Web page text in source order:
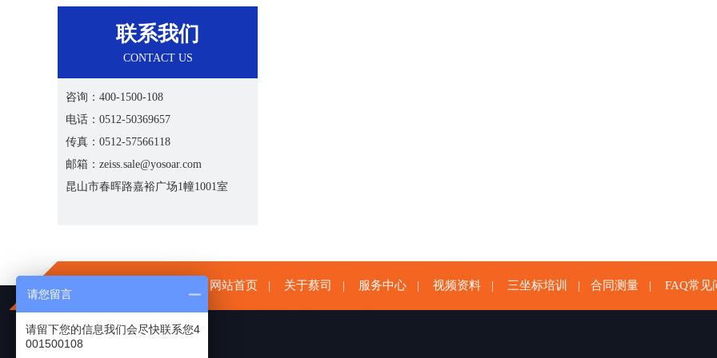
联系我们
CONTACT US
咨询：400-1500-108
电话：0512-50369657
传真：0512-57566118
邮箱：zeiss.sale@yosoar.com
昆山市春晖路嘉裕广场1幢1001室
网站首页 关于蔡司 服务中心 视频资料 三坐标培训 合同测量 FAQ常见
请您留言
请留下您的信息我们会尽快联系您4
001500108